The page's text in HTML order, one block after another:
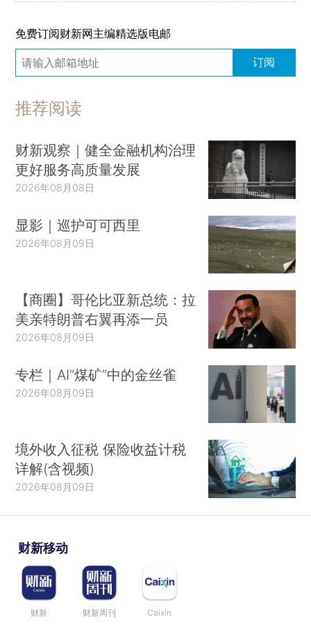
免费订阅财新网主编精选版电邮
订阅
推荐阅读
财新观察｜健全金融机构治理
更好服务高质量发展
2026年08月08日
显影｜巡护可可西里
2026年08月09日
【商圈】哥伦比亚新总统：拉
美亲特朗普右翼再添一员
2026年08月09日
专栏｜AI“煤矿”中的金丝雀
2026年08月09日
境外收入征税 保险收益计税
详解(含视频)
2026年08月09日
财新移动
财新 财新周刊 Caixin